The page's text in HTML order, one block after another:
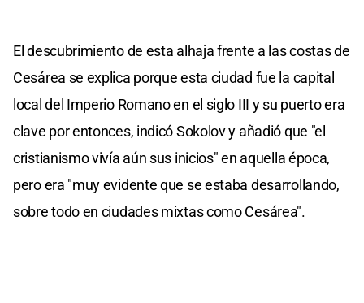
El descubrimiento de esta alhaja frente a las costas de
Cesárea se explica porque esta ciudad fue la capital
local del Imperio Romano en el siglo III y su puerto era
clave por entonces, indicó Sokolov y añadió que "el
cristianismo vivía aún sus inicios" en aquella época,
pero era "muy evidente que se estaba desarrollando,
sobre todo en ciudades mixtas como Cesárea".